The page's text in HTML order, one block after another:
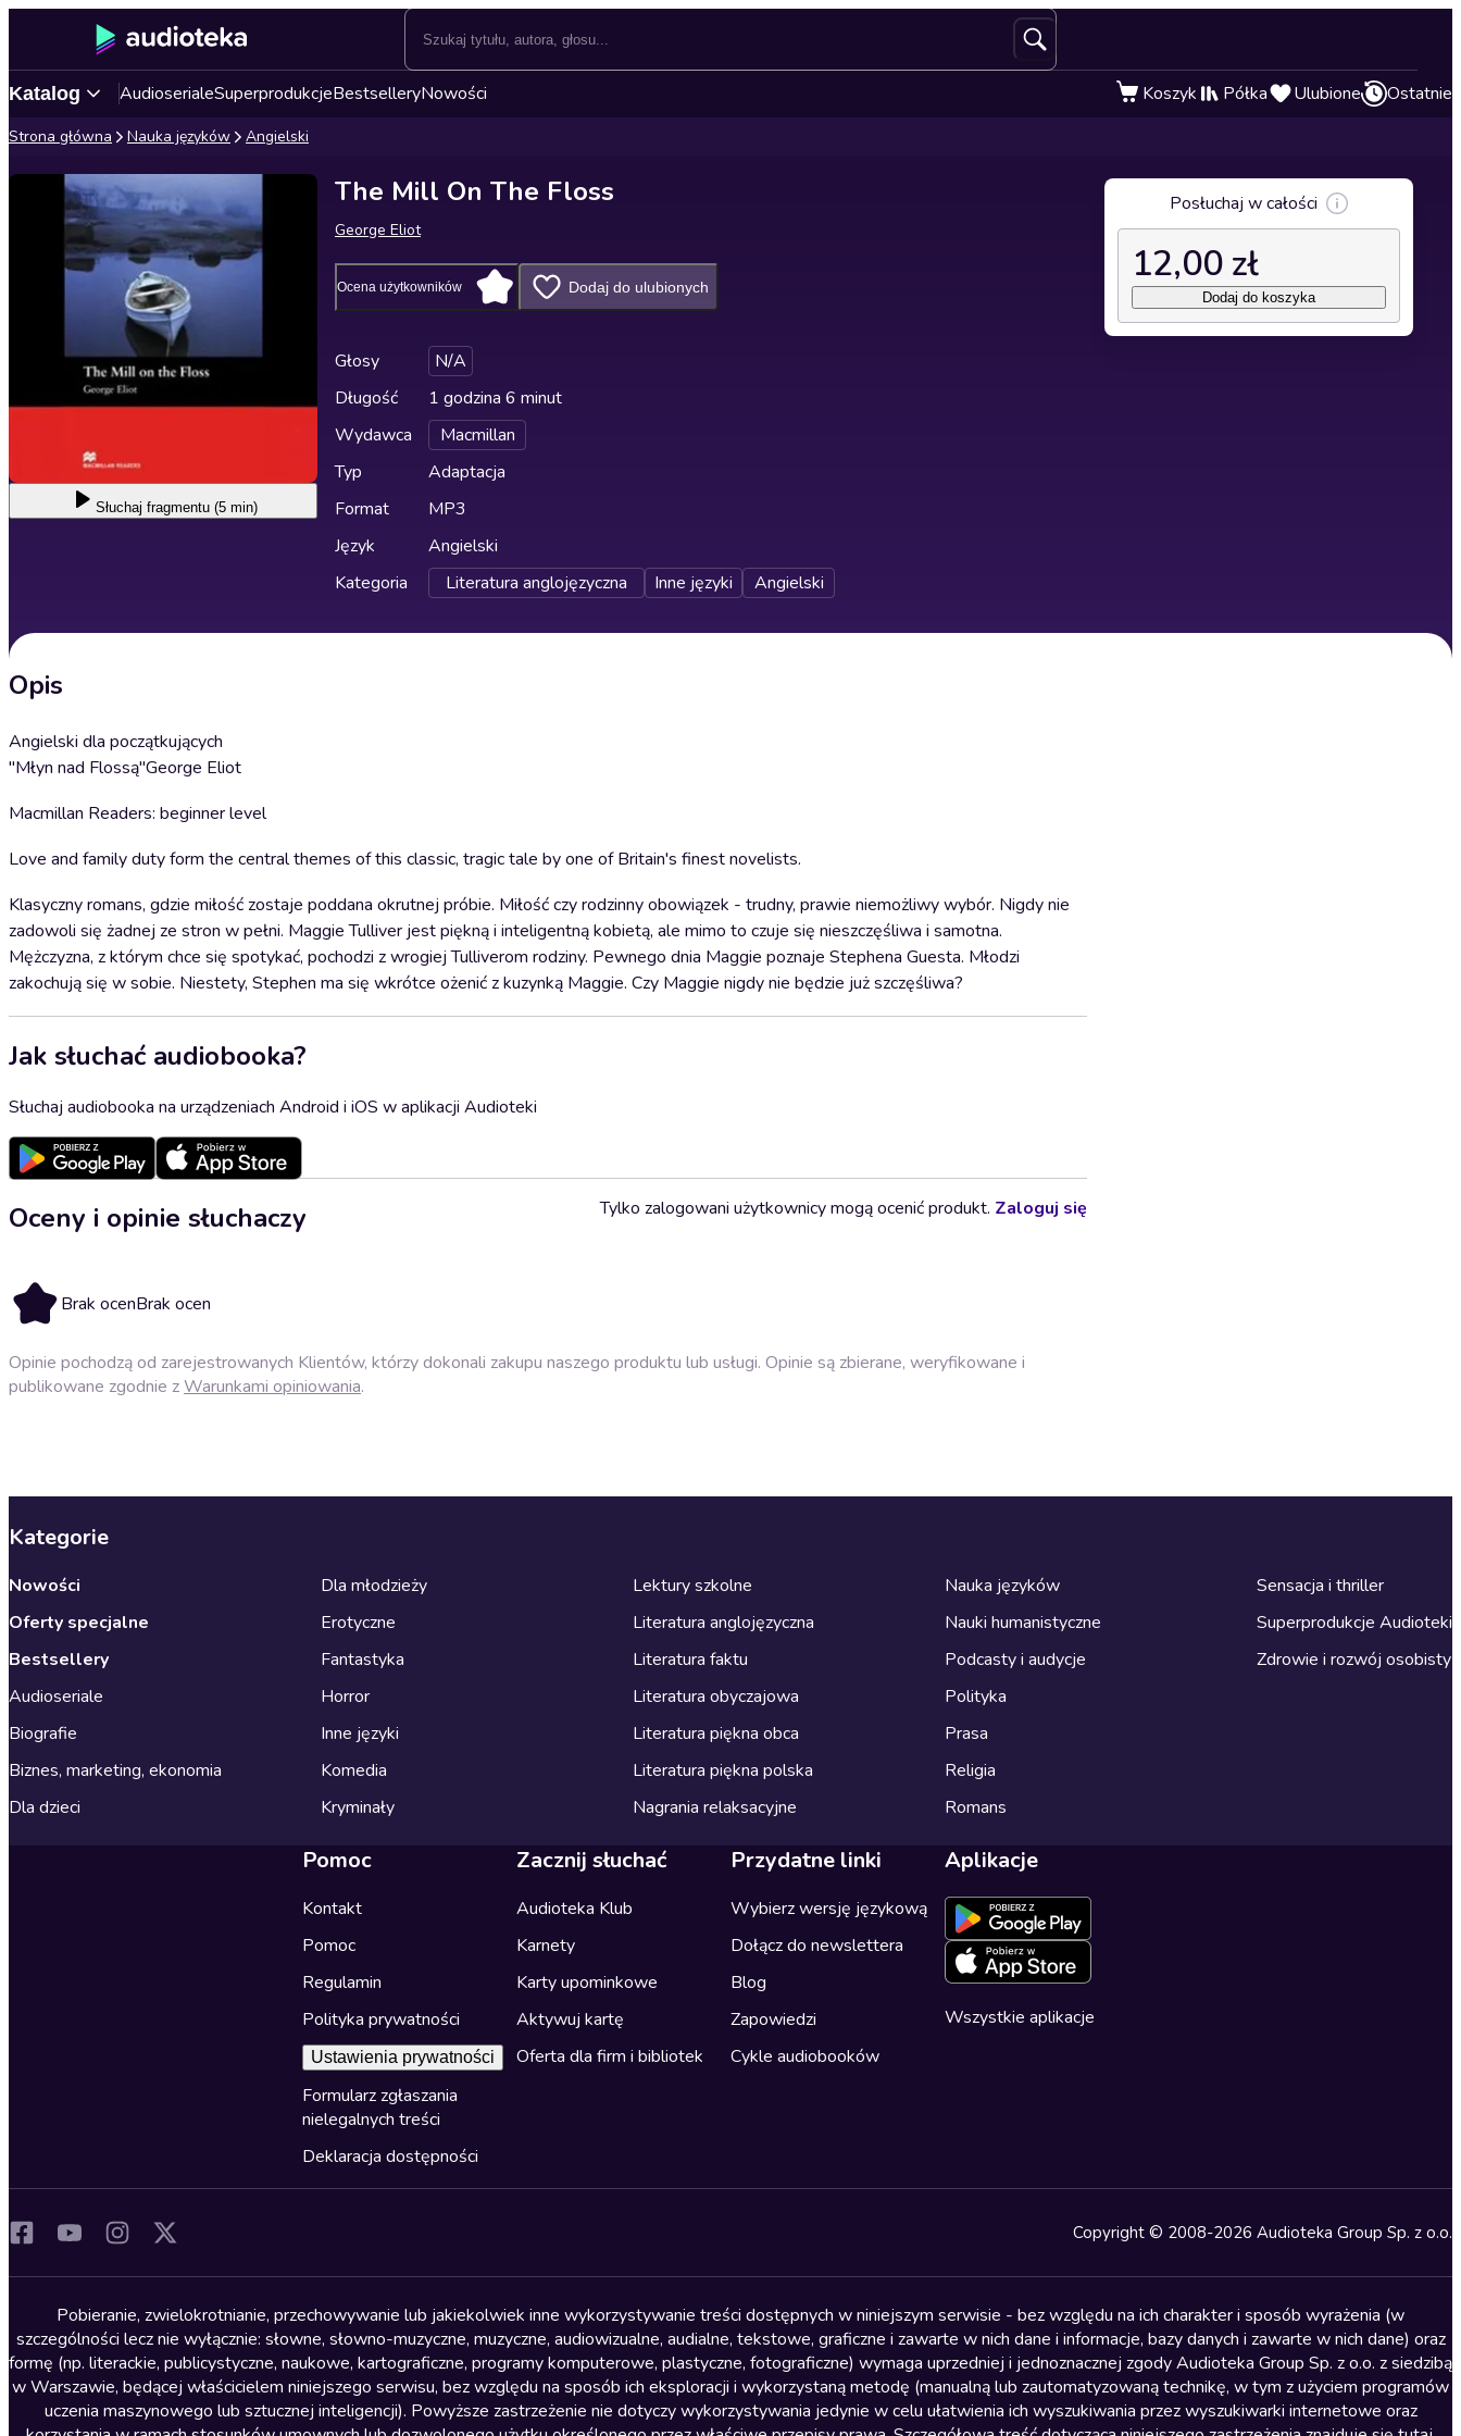
Katalog AudioserialeSuperprodukcjeBestselleryNowości Koszyk Półka Ulubione Ostatnie
Strona główna Nauka języków Angielski
Słuchaj fragmentu (5 min)
The Mill On The Floss
George Eliot
Ocena użytkowników Dodaj do ulubionych
Głosy
N/A
Długość
1 godzina 6 minut
Wydawca
Macmillan
Typ
Adaptacja
Format
MP3
Język
Angielski
Kategoria
Literatura anglojęzyczna Inne języki Angielski
Opis
Angielski dla początkujących
"Młyn nad Flossą"George Eliot
Macmillan Readers: beginner level
Love and family duty form the central themes of this classic, tragic tale by one of Britain's finest novelists.
Klasyczny romans, gdzie miłość zostaje poddana okrutnej próbie. Miłość czy rodzinny obowiązek - trudny, prawie niemożliwy wybór. Nigdy nie
zadowoli się żadnej ze stron w pełni. Maggie Tulliver jest piękną i inteligentną kobietą, ale mimo to czuje się nieszczęśliwa i samotna.
Mężczyzna, z którym chce się spotykać, pochodzi z wrogiej Tulliverom rodziny. Pewnego dnia Maggie poznaje Stephena Guesta. Młodzi
zakochują się w sobie. Niestety, Stephen ma się wkrótce ożenić z kuzynką Maggie. Czy Maggie nigdy nie będzie już szczęśliwa?
Jak słuchać audiobooka?
Słuchaj audiobooka na urządzeniach Android i iOS w aplikacji Audioteki
Oceny i opinie słuchaczy
Brak ocenBrak ocen
Tylko zalogowani użytkownicy mogą ocenić produkt. Zaloguj się
Opinie pochodzą od zarejestrowanych Klientów, którzy dokonali zakupu naszego produktu lub usługi. Opinie są zbierane, weryfikowane i
publikowane zgodnie zWarunkami opiniowania.
Posłuchaj w całości
12,00 zł
Dodaj do koszyka
Kategorie
Nowości
Oferty specjalne
Bestsellery
Audioseriale
Biografie
Biznes, marketing, ekonomia
Dla dzieci
Dla młodzieży
Erotyczne
Fantastyka
Horror
Inne języki
Komedia
Kryminały
Lektury szkolne
Literatura anglojęzyczna
Literatura faktu
Literatura obyczajowa
Literatura piękna obca
Literatura piękna polska
Nagrania relaksacyjne
Nauka języków
Nauki humanistyczne
Podcasty i audycje
Polityka
Prasa
Religia
Romans
Sensacja i thriller
Superprodukcje Audioteki
Zdrowie i rozwój osobisty
Pomoc
Kontakt
Pomoc
Regulamin
Polityka prywatności
Ustawienia prywatności
Formularz zgłaszania
nielegalnych treści
Deklaracja dostępności
Zacznij słuchać
Audioteka Klub
Karnety
Karty upominkowe
Aktywuj kartę
Oferta dla firm i bibliotek
Przydatne linki
Wybierz wersję językową
Dołącz do newslettera
Blog
Zapowiedzi
Cykle audiobooków
Aplikacje
Wszystkie aplikacje
Copyright © 2008-2026 Audioteka Group Sp. z o.o.
Pobieranie, zwielokrotnianie, przechowywanie lub jakiekolwiek inne wykorzystywanie treści dostępnych w niniejszym serwisie - bez względu na ich charakter i sposób wyrażenia (w
szczególności lecz nie wyłącznie: słowne, słowno-muzyczne, muzyczne, audiowizualne, audialne, tekstowe, graficzne i zawarte w nich dane i informacje, bazy danych i zawarte w nich dane) oraz
formę (np. literackie, publicystyczne, naukowe, kartograficzne, programy komputerowe, plastyczne, fotograficzne) wymaga uprzedniej i jednoznacznej zgody Audioteka Group Sp. z o.o. z siedzibą
w Warszawie, będącej właścicielem niniejszego serwisu, bez względu na sposób ich eksploracji i wykorzystaną metodę (manualną lub zautomatyzowaną technikę, w tym z użyciem programów
uczenia maszynowego lub sztucznej inteligencji). Powyższe zastrzeżenie nie dotyczy wykorzystywania jedynie w celu ułatwienia ich wyszukiwania przez wyszukiwarki internetowe oraz